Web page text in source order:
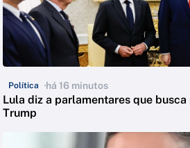
Política há 16 minutos
Lula diz a parlamentares que busca
Trump